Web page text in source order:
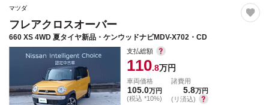
マツダ
フレアクロスオーバー
660 XS 4WD 夏タイヤ新品・ケンウッドナビMDV-X702・CD
支払総額
110.8万円
車両価格
105.0万円
(税込 *10%)
諸費用
5.8万円
(リ済込)